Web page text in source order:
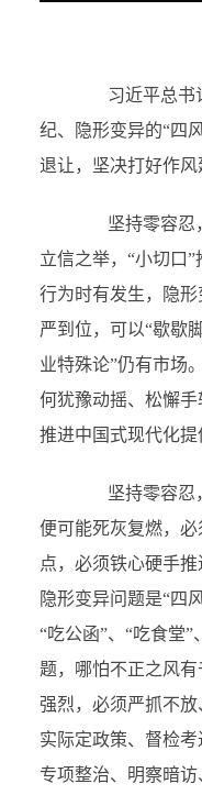
习近平总书记
纪、隐形变异的“四
退让，坚决打好作
坚持零容忍，
立信之举，“小切口
行为时有发生，隐
严到位，可以“歇歇
业特殊论”仍有市场
何犹豫动摇、松懈
推进中国式现代化
坚持零容忍，
便可能死灰复燃，
点，必须铁心硬手
隐形变异问题是“四
“吃公函”、“吃食堂
题，哪怕不正之风
强烈，必须严抓不
实际定政策、督检
专项整治、明察暗